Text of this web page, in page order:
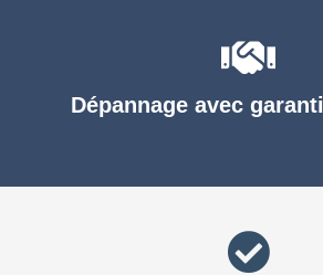
Dépannage avec